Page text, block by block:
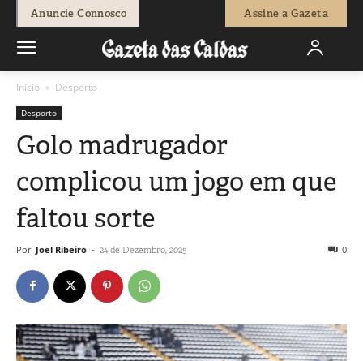
Anuncie Connosco Assine a Gazeta
Início Desporto
Desporto
Golo madrugador
complicou um jogo em que
faltou sorte
Por Joel Ribeiro - 24 de Dezembro, 2025 0